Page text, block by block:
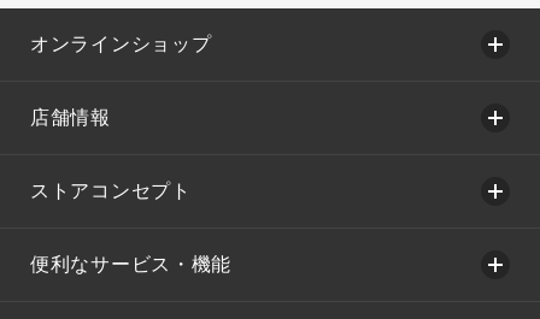
オンラインショップ
店舗情報
ストアコンセプト
便利なサービス・機能